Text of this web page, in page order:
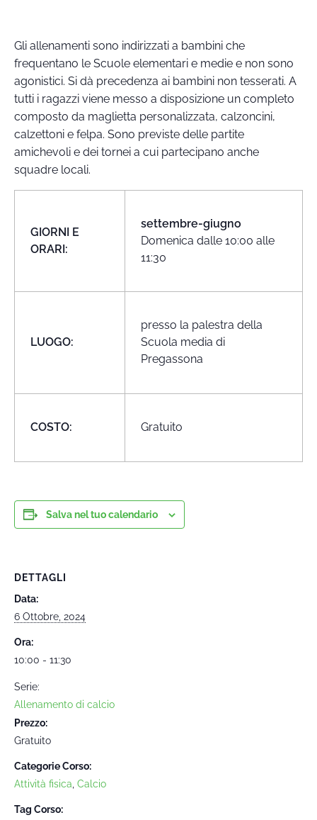
Gli allenamenti sono indirizzati a bambini che
frequentano le Scuole elementari e medie e non sono
agonistici. Si dà precedenza ai bambini non tesserati. A
tutti i ragazzi viene messo a disposizione un completo
composto da maglietta personalizzata, calzoncini,
calzettoni e felpa. Sono previste delle partite
amichevoli e dei tornei a cui partecipano anche
squadre locali.
GIORNI E
ORARI:
settembre-giugno
Domenica dalle 10:00 alle
11:30
LUOGO:
presso la palestra della
Scuola media di
Pregassona
COSTO: Gratuito
Salva nel tuo calendario
DETTAGLI
Data:
6 Ottobre, 2024
Ora:
10:00 - 11:30
Serie:
Allenamento di calcio
Prezzo:
Gratuito
Categorie Corso:
Attività fisica Calcio
Tag Corso: